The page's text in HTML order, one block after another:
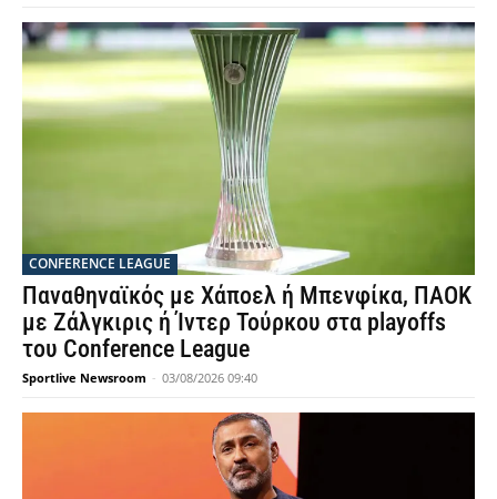
CONFERENCE LEAGUE
Παναθηναϊκός με Χάποελ ή Μπενφίκα, ΠΑΟΚ
με Ζάλγκιρις ή Ίντερ Τούρκου στα playoffs
του Conference League
Sportlive Newsroom - 03/08/2026 09:40